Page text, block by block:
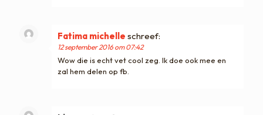
Fatima michelle schreef:
12 september 2016 om 07:42
Wow die is echt vet cool zeg. Ik doe ook mee en
zal hem delen op fb.